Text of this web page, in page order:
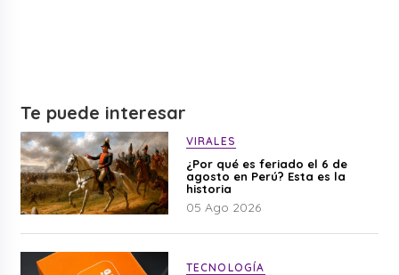
Te puede interesar
VIRALES
¿Por qué es feriado el 6 de
agosto en Perú? Esta es la
historia
05 Ago 2026
TECNOLOGÍA